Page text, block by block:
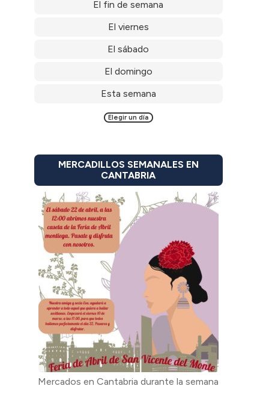
El fin de semana
El viernes
El sábado
El domingo
Esta semana
Elegir un día
MERCADILLOS SEMANALES EN
CANTABRIA
Mercados en Cantabria durante la semana